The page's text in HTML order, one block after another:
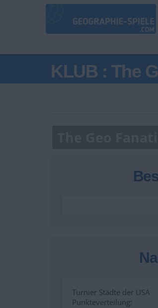
KLUB : The
Turnier Städte der USA
Punkteverteilung: